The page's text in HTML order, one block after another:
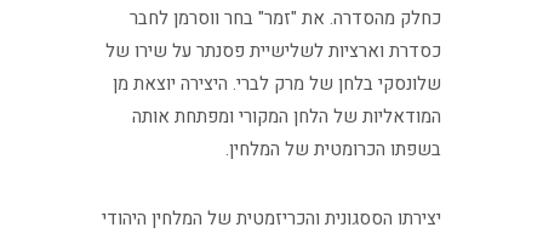
כחלק מהסדרה. את "זמר" בחר ווסרמן לחבר
כסדרת וארציות לשלישיית פסנתר על שירו של
שלונסקי בלחן של מרק לברי. היצירה יוצאת מן
המודאליות של הלחן המקורי ומפתחת אותה
בשפתו הכרומטית של המלחין.
יצירתו הססגונית והכריזמטית של המלחין היהודי